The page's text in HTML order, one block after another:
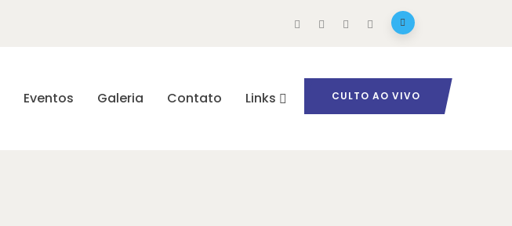
Eventos Galeria Contato Links CULTO AO VIVO